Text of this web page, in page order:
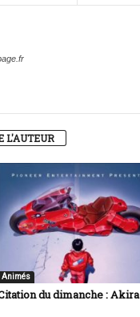
L'AUTEUR
Animés
du dimanche : Akira